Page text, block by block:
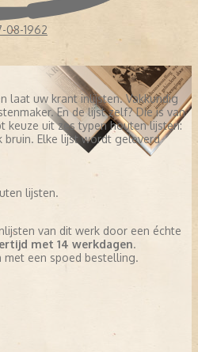
08-1962
laat uw krant inlijsten. Vakkundig
En de lijst zelf? Die is van
keuze uit zes typen houten lijsten:
Elke lijst wordt geleverd
lijsten.
van dit werk door een échte
met 14 werkdagen.
met een spoed bestelling.